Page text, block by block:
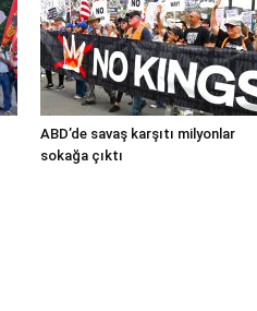
ABD’de savaş karşıtı milyonlar
sokağa çıktı